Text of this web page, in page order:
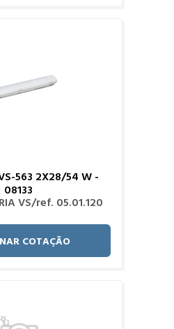
563 2X28/54 W -
08133
VS/ref. 05.01.120
COTAÇÃO